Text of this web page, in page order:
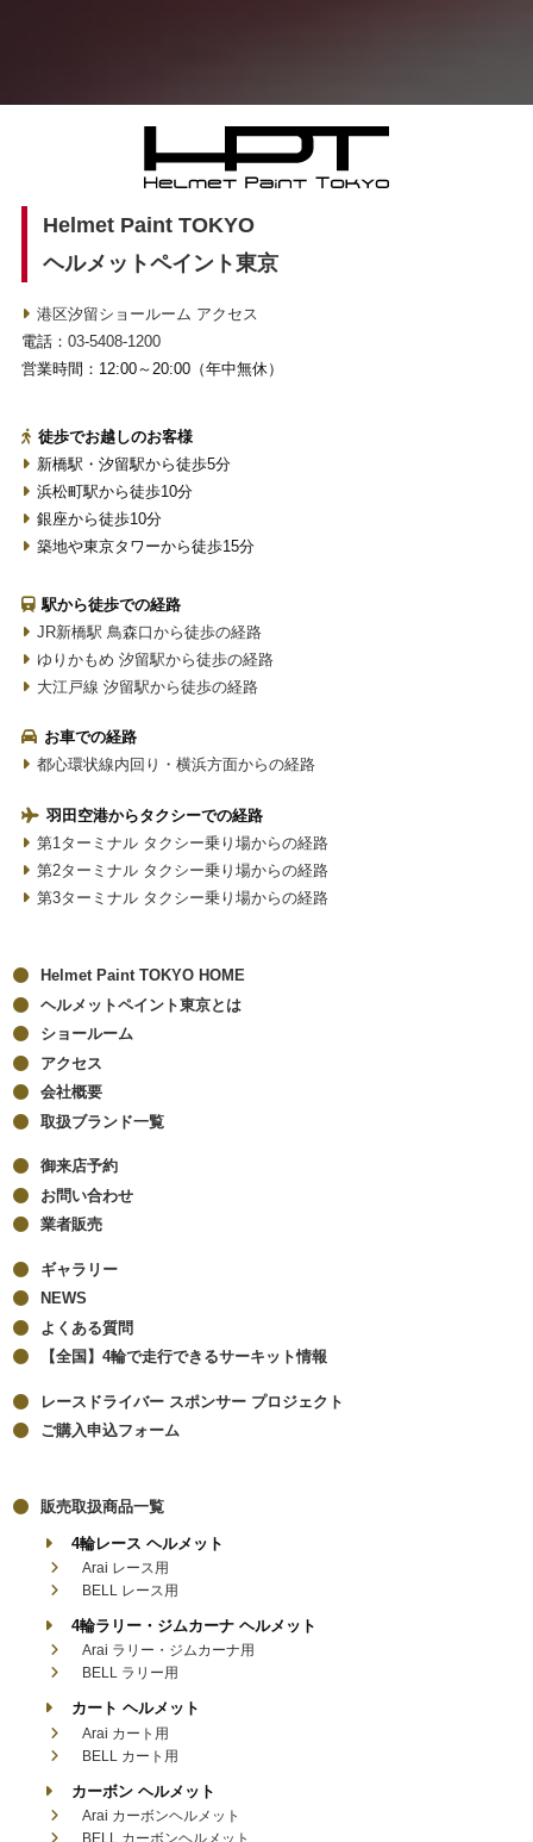
Helmet Paint TOKYO
ヘルメットペイント東京
港区汐留ショールーム アクセス
電話： 03-5408-1200
営業時間：12:00～20:00（年中無休）
徒歩でお越しのお客様
新橋駅・汐留駅から徒歩5分
浜松町駅から徒歩10分
銀座から徒歩10分
築地や東京タワーから徒歩15分
駅から徒歩での経路
JR新橋駅 鳥森口から徒歩の経路
ゆりかもめ 汐留駅から徒歩の経路
大江戸線 汐留駅から徒歩の経路
お車での経路
都心環状線内回り・横浜方面からの経路
羽田空港からタクシーでの経路
第1ターミナル タクシー乗り場からの経路
第2ターミナル タクシー乗り場からの経路
第3ターミナル タクシー乗り場からの経路
Helmet Paint TOKYO HOME
ヘルメットペイント東京とは
ショールーム
アクセス
会社概要
取扱ブランド一覧
御来店予約
お問い合わせ
業者販売
ギャラリー
NEWS
よくある質問
【全国】4輪で走行できるサーキット情報
レースドライバー スポンサー プロジェクト
ご購入申込フォーム
販売取扱商品一覧
4輪レース ヘルメット
Arai レース用
BELL レース用
4輪ラリー・ジムカーナ ヘルメット
Arai ラリー・ジムカーナ用
BELL ラリー用
カート ヘルメット
Arai カート用
BELL カート用
カーボン ヘルメット
Arai カーボンヘルメット
BELL カーボンヘルメット